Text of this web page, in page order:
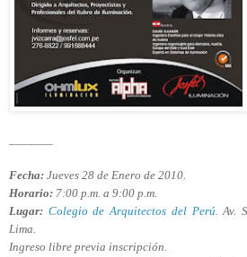
Fecha: Jueves 28 de Enero de 2010.
Horario: 7:00 p.m. a 9:00 p.m.
Lugar: Colegio de Arquitectos del Perú. Av.
Lima.
Ingreso libre previa inscripción.